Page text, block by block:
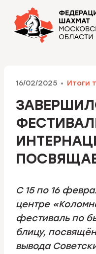
Перейти
содержимому
16/02/2025 Итоги
С 15 по 16
центре
фестиваль по
блицу,
вывода